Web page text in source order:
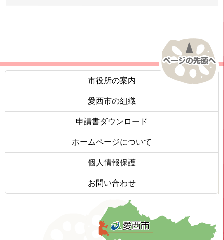
市役所の案内
愛西市の組織
申請書ダウンロード
ホームページについて
個人情報保護
お問い合わせ